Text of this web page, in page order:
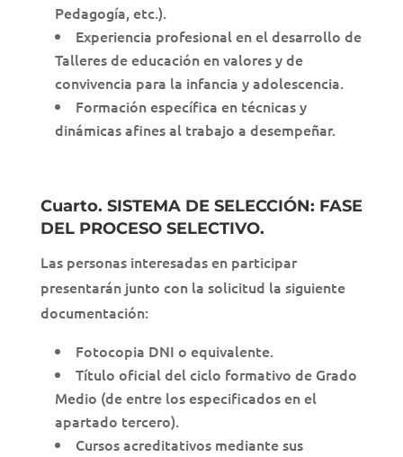
Pedagogía, etc.).
Experiencia profesional en el desarrollo de
Talleres de educación en valores y de
convivencia para la infancia y adolescencia.
Formación específica en técnicas y
dinámicas afines al trabajo a desempeñar.
Cuarto. SISTEMA DE SELECCIÓN: FASE
DEL PROCESO SELECTIVO.
Las personas interesadas en participar
presentarán junto con la solicitud la siguiente
documentación:
Fotocopia DNI o equivalente.
Título oficial del ciclo formativo de Grado
Medio (de entre los especificados en el
apartado tercero).
Cursos acreditativos mediante sus